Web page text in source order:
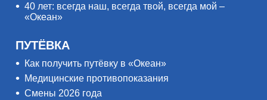
40 лет: всегда наш, всегда твой, всегда мой –
«Океан»
ПУТЁВКА
Как получить путёвку в «Океан»
Медицинские противопоказания
Смены 2026 года